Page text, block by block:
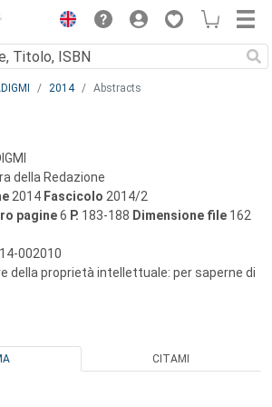
2014 Abstracts
della Redazione
2014 Fascicolo 2014/2
pagine6 P. 183-188 Dimensione file 162
002010
della proprietà intellettuale: per saperne di
CITAMI